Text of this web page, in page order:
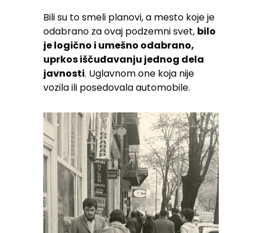
Bili su to smeli planovi, a mesto koje je
odabrano za ovaj podzemni svet, bilo
je logično i umešno odabrano,
uprkos iščuđavanju jednog dela
javnosti. Uglavnom one koja nije
vozila ili posedovala automobile.